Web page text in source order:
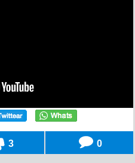
3 0